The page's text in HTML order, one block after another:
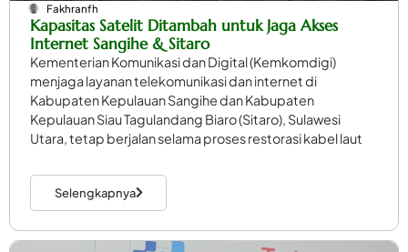
Fakhranfh
Kapasitas Satelit Ditambah untuk Jaga Akses
Internet Sangihe & Sitaro
Kementerian Komunikasi dan Digital (Kemkomdigi)
menjaga layanan telekomunikasi dan internet di
Kabupaten Kepulauan Sangihe dan Kabupaten
Kepulauan Siau Tagulandang Biaro (Sitaro), Sulawesi
Utara, tetap berjalan selama proses restorasi kabel laut
Selengkapnya